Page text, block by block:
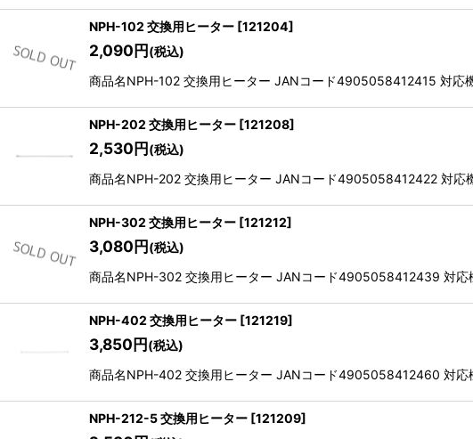
NPH-102 交換用ヒーター [121204]
2,090円(税込)
商品名NPH-102 交換用ヒーター JANコード4905058412415 対
NPH-202 交換用ヒーター [121208]
2,530円(税込)
商品名NPH-202 交換用ヒーター JANコード4905058412422 対
NPH-302 交換用ヒーター [121212]
3,080円(税込)
商品名NPH-302 交換用ヒーター JANコード4905058412439 対
NPH-402 交換用ヒーター [121219]
3,850円(税込)
商品名NPH-402 交換用ヒーター JANコード4905058412460 対
NPH-212-5 交換用ヒーター [121209]